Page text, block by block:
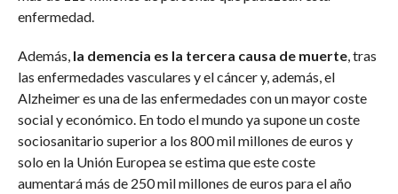
enfermedad.
Además, la demencia es la tercera causa de muerte, tras
las enfermedades vasculares y el cáncer y, además, el
Alzheimer es una de las enfermedades con un mayor coste
social y económico. En todo el mundo ya supone un coste
sociosanitario superior a los 800 mil millones de euros y
solo en la Unión Europea se estima que este coste
aumentará más de 250 mil millones de euros para el año